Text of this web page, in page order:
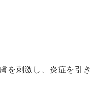
を刺激し、炎症を引き